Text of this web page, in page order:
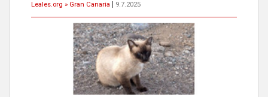
Leales.org » Gran Canaria
9.7.2025